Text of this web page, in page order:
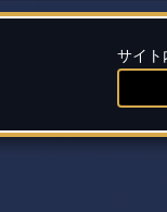
サイ